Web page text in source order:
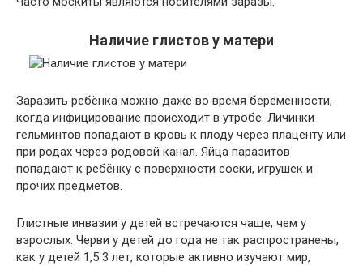
Наличие глистов у матери
Заразить ребёнка можно даже во время беременности,
когда инфицирование происходит в утробе. Личинки
гельминтов попадают в кровь к плоду через плаценту или
при родах через родовой канал. Яйца паразитов
попадают к ребёнку с поверхности соски, игрушек и
прочих предметов.
Глистные инвазии у детей встречаются чаще, чем у
взрослых. Черви у детей до года не так распространены,
как у детей 1,5 3 лет, которые активно изучают мир,